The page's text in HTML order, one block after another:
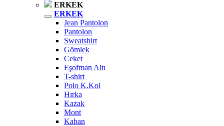
ERKEK
ERKEK
Jean Pantolon
Pantolon
Sweatshirt
Gömlek
Ceket
Eşofman Altı
T-shirt
Polo K.Kol
Hırka
Kazak
Mont
Kaban